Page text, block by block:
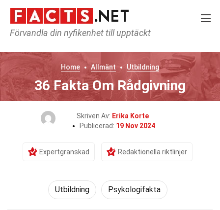
Förvandla din nyfikenhet till upptäckt
Home Allmänt Utbildning
36 Fakta Om Rådgivning
Skriven Av: Erika Korte
Publicerad: 19 Nov 2024
Expertgranskad Redaktionella riktlinjer
Utbildning Psykologifakta